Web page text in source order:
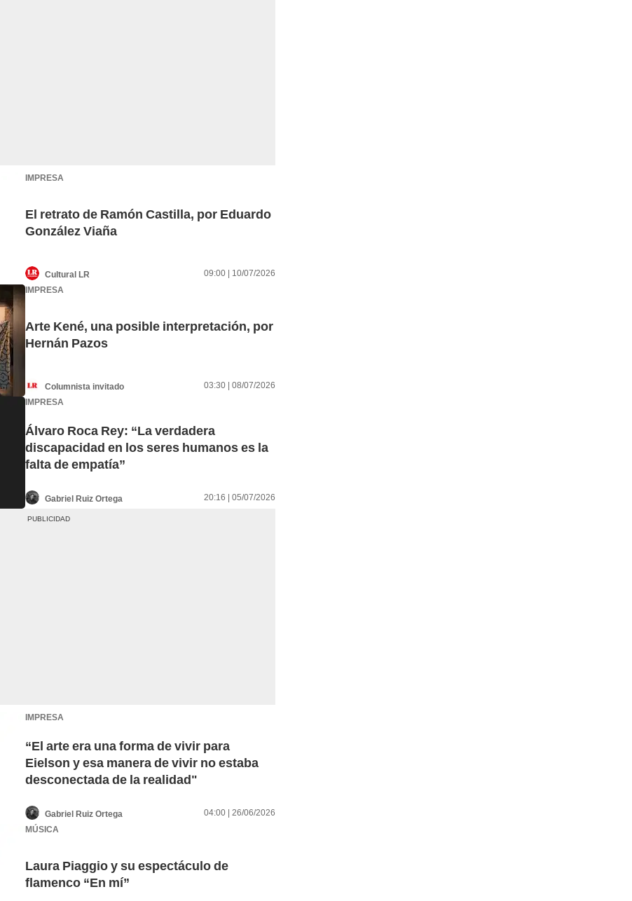
IMPRESA
El retrato de Ramón Castilla, por Eduardo
González Viaña
Cultural LR
09:00 | 10/07/2026
IMPRESA
Arte Kené, una posible interpretación, por
Hernán Pazos
Columnista invitado
03:30 | 08/07/2026
IMPRESA
Álvaro Roca Rey: “La verdadera
discapacidad en los seres humanos es la
falta de empatía”
Gabriel Ruiz Ortega 20:16 | 05/07/2026
IMPRESA
“El arte era una forma de vivir para
Eielson y esa manera de vivir no estaba
desconectada de la realidad"
Gabriel Ruiz Ortega
04:00 | 26/06/2026
MÚSICA
Laura Piaggio y su espectáculo de
flamenco “En mí”